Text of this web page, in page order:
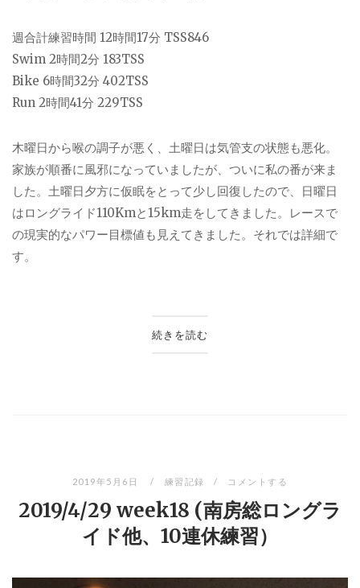
週合計練習時間 12時間17分 TSS846
Swim 2時間2分 183TSS
Bike 6時間32分 402TSS
Run 2時間41分 229TSS
木曜日から喉の調子が悪く、土曜日は気管支の状態も悪化。
家族が順番に風邪になっていましたが、ついに私の番が来ま
した。土曜日夕方に仮眠をとって少し回復したので、日曜日
はロングライド110Kmと15km走をしてきました。レースで
の現実的なパワー目標値も見えてきました。それでは詳細で
す。
続きを読む
2019年5月6日 練習記録 コメントする
2019/4/29 week18 (南房総ロングラ
イド他、10連休練習）